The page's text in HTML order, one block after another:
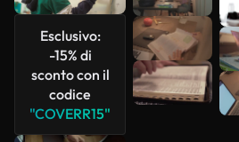
Esclusivo:
-15% di
sconto con il
codice
"COVERR15"